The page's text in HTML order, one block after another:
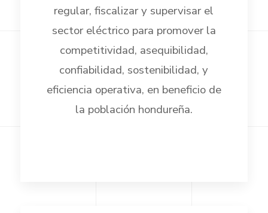
regular, fiscalizar y supervisar el
sector eléctrico para promover la
competitividad, asequibilidad,
confiabilidad, sostenibilidad, y
eficiencia operativa, en beneficio de
la población hondureña.